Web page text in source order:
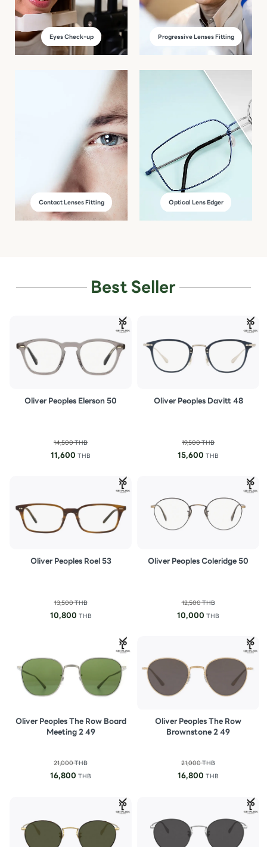
Eyes Check-up Progressive Lenses Fitting
Contact Lenses Fitting Optical Lens Edger
Best Seller
Oliver Peoples Elerson 50
14,500THB
11,600 THB
Oliver Peoples Davitt 48
19,500THB
15,600 THB
Oliver Peoples Roel 53
13,500THB
10,800 THB
Oliver Peoples Coleridge 50
12,500THB
10,000 THB
Oliver Peoples The Row Board
Meeting 2 49
21,000THB
16,800 THB
Oliver Peoples The Row
Brownstone 2 49
21,000THB
16,800 THB